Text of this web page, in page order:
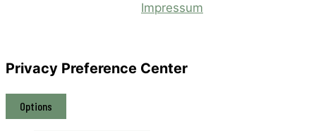
Impressum
Privacy Preference Center
Options